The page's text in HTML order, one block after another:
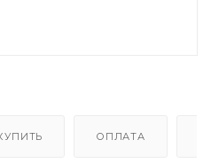
ОПЛАТА